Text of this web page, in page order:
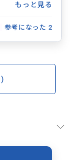
もっと見る
参考になった 2